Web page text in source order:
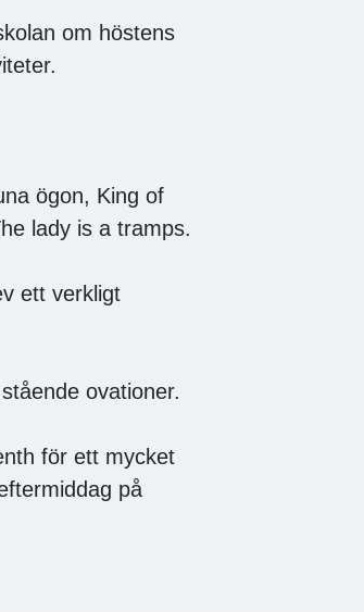
om höstens
ögon, King of
lady is a tramps.
ett verkligt
ovationer.
för ett mycket
på